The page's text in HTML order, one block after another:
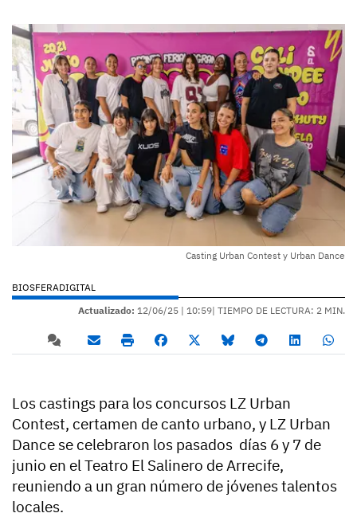
Casting Urban Contest y Urban Dance
BIOSFERADIGITAL
Actualizado: 12/06/25 | 10:59| TIEMPO DE LECTURA: 2 MIN.
Los castings para los concursos LZ Urban
Contest, certamen de canto urbano, y LZ Urban
Dance se celebraron los pasados días 6 y 7 de
junio en el Teatro El Salinero de Arrecife,
reuniendo a un gran número de jóvenes talentos
locales.